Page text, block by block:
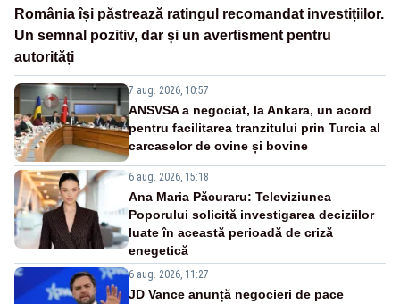
România își păstrează ratingul recomandat investițiilor.
Un semnal pozitiv, dar și un avertisment pentru
autorități
7 aug. 2026, 10:57
ANSVSA a negociat, la Ankara, un acord
pentru facilitarea tranzitului prin Turcia al
carcaselor de ovine și bovine
6 aug. 2026, 15:18
Ana Maria Păcuraru: Televiziunea
Poporului solicită investigarea deciziilor
luate în această perioadă de criză
enegetică
6 aug. 2026, 11:27
JD Vance anunță negocieri de pace